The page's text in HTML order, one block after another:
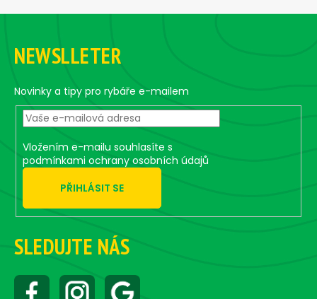
Kč
Z
NEWSLLETER
Novinky a tipy pro rybáře e-mailem
Vložením e-mailu souhlasíte s
podmínkami ochrany osobních údajů
PŘIHLÁSIT SE
SLEDUJTE NÁS